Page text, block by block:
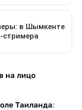
на лицо
Таиланда: